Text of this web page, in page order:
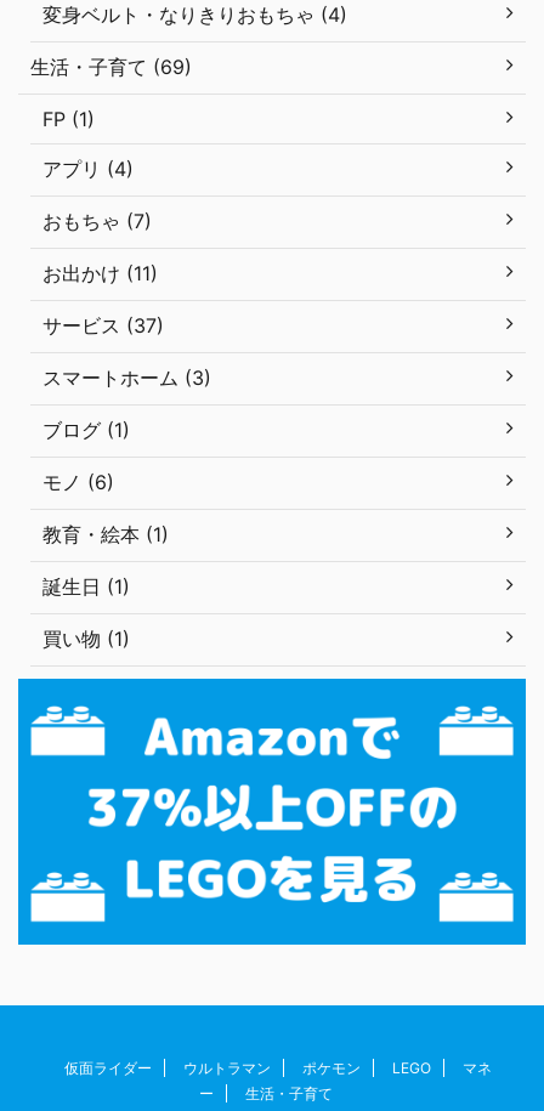
変身ベルト・なりきりおもちゃ (4)
生活・子育て (69)
FP (1)
アプリ (4)
おもちゃ (7)
お出かけ (11)
サービス (37)
スマートホーム (3)
ブログ (1)
モノ (6)
教育・絵本 (1)
誕生日 (1)
買い物 (1)
仮面ライダー ウルトラマン ポケモン LEGO
マネ
ー
生活・子育て